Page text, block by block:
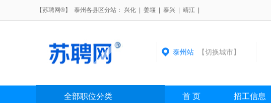
【苏聘网®】 泰州各县区分站： 兴化 姜堰 泰兴 靖江
泰州站【切换城市】
全部职位分类 首 页 招工信息